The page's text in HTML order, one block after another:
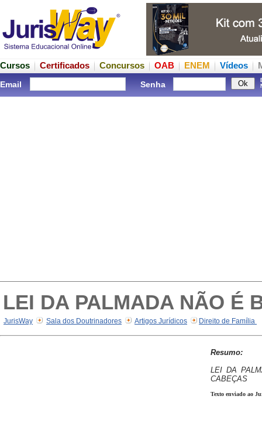
Cursos Certificados Concursos OAB ENEM Vídeos
Email Senha
LEI DA PALMADA NÃO É
JurisWay Sala dos Doutrinadores Artigos Jurídicos Direito de Família
Resumo:
LEI DA
CABEÇAS
Texto enviado ao